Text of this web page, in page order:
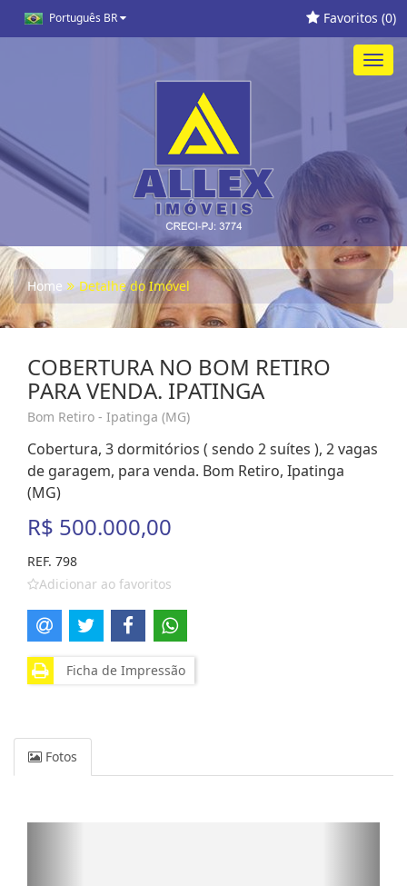
Português BR Favoritos (0)
Home Detalhe do Imóvel
COBERTURA NO BOM RETIRO
PARA VENDA. IPATINGA
Bom Retiro - Ipatinga (MG)
Cobertura, 3 dormitórios ( sendo 2 suítes ), 2 vagas
de garagem, para venda. Bom Retiro, Ipatinga
(MG)
R$ 500.000,00
REF. 798
Adicionar ao favoritos
Ficha de Impressão
Fotos